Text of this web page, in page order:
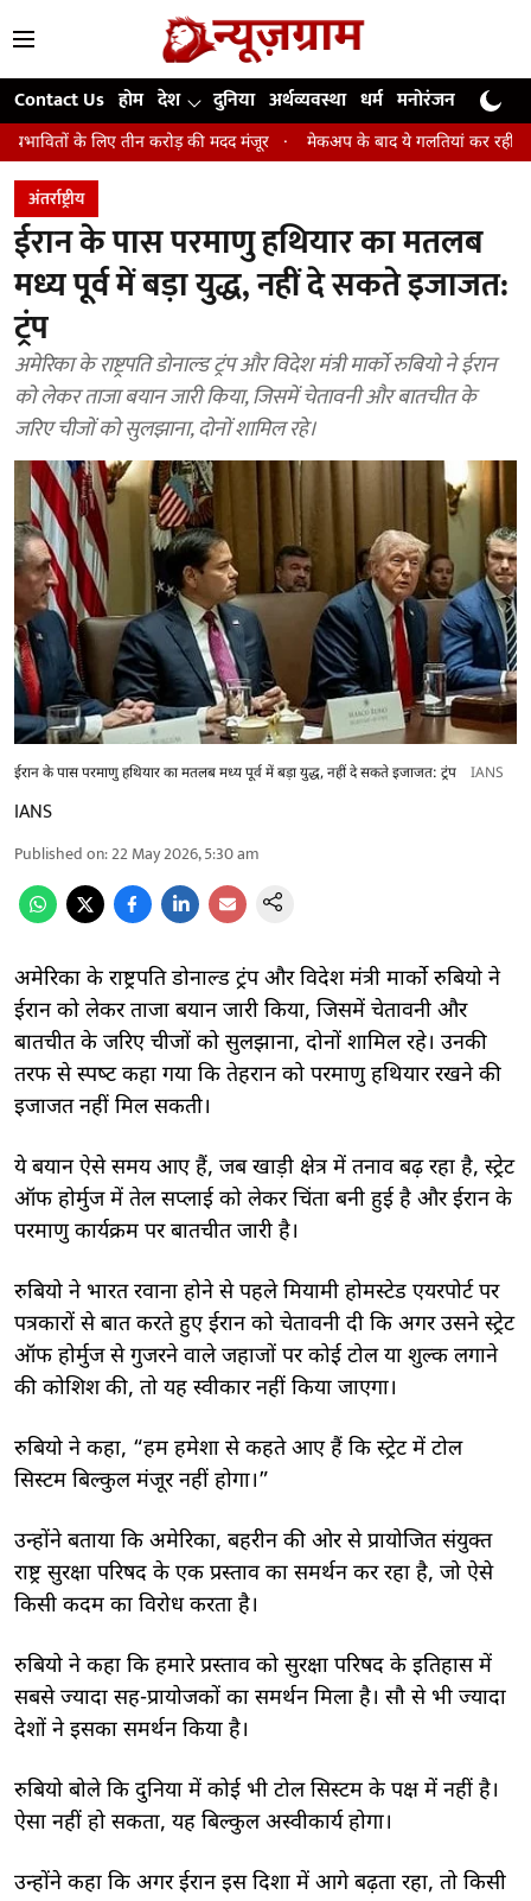
Contact Us होम देश दुनिया अर्थव्यवस्था धर्म मनोरंजन खेल
तीन करोड़ की मदद मंजूर मेकअप के बाद ये गलतियां कर रहीं हैं आपकी स्किन
अंतर्राष्ट्रीय
ईरान के पास परमाणु हथ‍ियार का मतलब
मध्‍य पूर्व में बड़ा युद्ध, नहीं दे सकते इजाजत:
ट्रंप
अमेरिका के राष्ट्रपति डोनाल्‍ड ट्रंप और विदेश मंत्री मार्को रुबियो ने ईरान
को लेकर ताजा बयान जारी क‍िया, ज‍िसमें चेतावनी और बातचीत के
जरिए चीजों को सुलझाना, दोनों शाम‍िल रहे।
ईरान के पास परमाणु हथ‍ियार का मतलब मध्‍य पूर्व में बड़ा युद्ध, नहीं दे सकते इजाजत: ट्रंप IANS
IANS
Published on:22 May 2026, 5:30 am
अमेरिका के राष्ट्रपति डोनाल्‍ड ट्रंप और विदेश मंत्री मार्को रुबियो ने
ईरान को लेकर ताजा बयान जारी क‍िया, ज‍िसमें चेतावनी और
बातचीत के जरिए चीजों को सुलझाना, दोनों शाम‍िल रहे। उनकी
तरफ से स्‍पष्‍ट कहा गया कि तेहरान को परमाणु हथियार रखने की
इजाजत नहीं म‍िल सकती।
ये बयान ऐसे समय आए हैं, जब खाड़ी क्षेत्र में तनाव बढ़ रहा है, स्ट्रेट
ऑफ होर्मुज में तेल सप्लाई को लेकर चिंता बनी हुई है और ईरान के
परमाणु कार्यक्रम पर बातचीत जारी है।
रुबियो ने भारत रवाना होने से पहले मियामी होमस्टेड एयरपोर्ट पर
पत्रकारों से बात करते हुए ईरान को चेतावनी दी कि अगर उसने स्ट्रेट
ऑफ होर्मुज से गुजरने वाले जहाजों पर कोई टोल या शुल्क लगाने
की कोशिश की, तो यह स्वीकार नहीं किया जाएगा।
रुबियो ने कहा, “हम हमेशा से कहते आए हैं कि स्ट्रेट में टोल
सिस्टम बिल्कुल मंजूर नहीं होगा।”
उन्होंने बताया कि अमेरिका, बहरीन की ओर से प्रायोजित संयुक्त
राष्ट्र सुरक्षा परिषद के एक प्रस्ताव का समर्थन कर रहा है, जो ऐसे
किसी कदम का विरोध करता है।
रुबियो ने कहा क‍ि हमारे प्रस्ताव को सुरक्षा परिषद के इतिहास में
सबसे ज्‍यादा सह-प्रायोजकों का समर्थन मिला है। सौ से भी ज्‍यादा
देशों ने इसका समर्थन किया है।
रुबियो बोले क‍ि दुनिया में कोई भी टोल सिस्टम के पक्ष में नहीं है।
ऐसा नहीं हो सकता, यह बिल्कुल अस्वीकार्य होगा।
उन्होंने कहा क‍ि अगर ईरान इस दिशा में आगे बढ़ता रहा, तो किसी